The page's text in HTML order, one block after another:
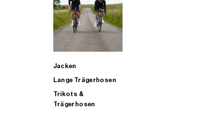
Jacken
Lange Trägerhosen
Trikots &
Trägerhosen
ALLE TRIATHLONARTIKEL FÜR MÄNNER KAUFEN